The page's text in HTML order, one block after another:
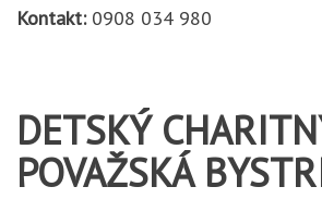
Kontakt:0908 034 980
DETSKÝ
POVAŽSKÁ